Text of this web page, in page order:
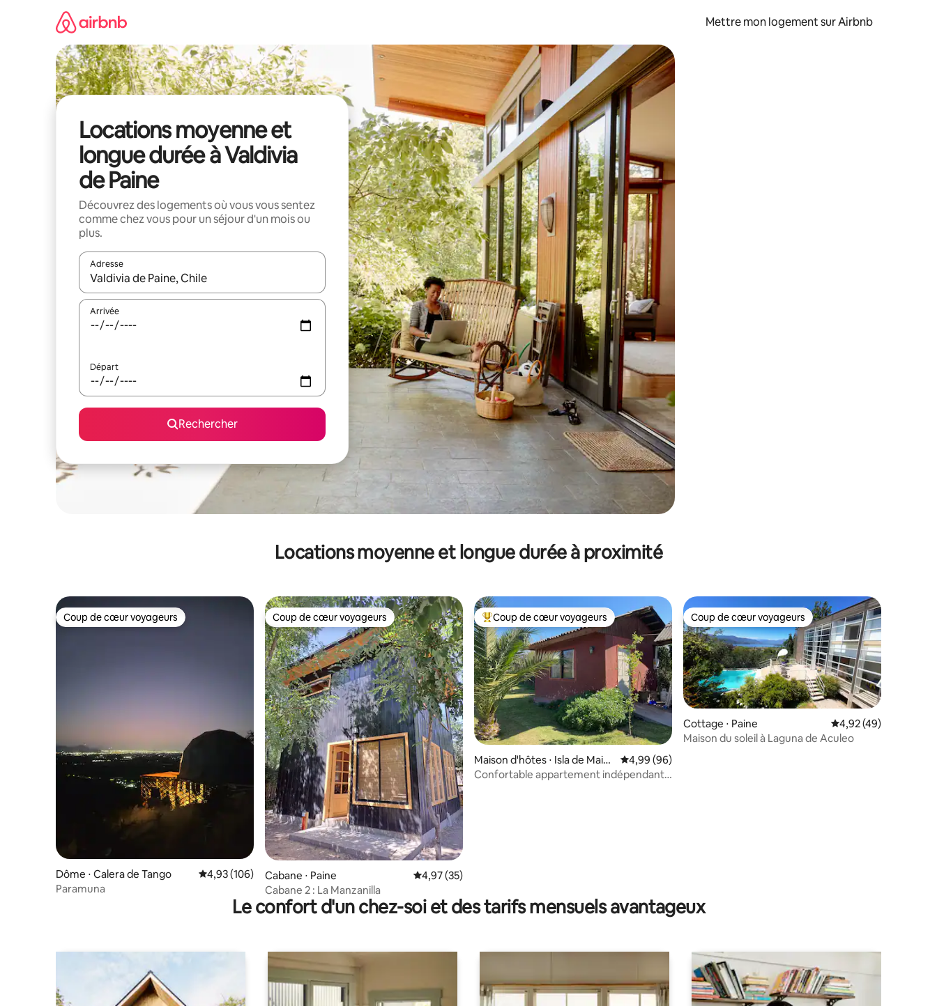
Mettre mon logement sur Airbnb
Locations moyenne et
longue durée à Valdivia
de Paine
Découvrez des logements où vous vous sentez
comme chez vous pour un séjour d'un mois ou
plus.
Adresse
Lorsque les résultats s'affichent, utilisez les flèches vers le haut et vers le bas pour les parcourir ou en appuyant et en faisant glisser.
Arrivée
Départ
Rechercher
Locations moyenne et longue durée à proximité
Coup de cœur voyageurs
Coup de cœur voyageurs
Dôme ⋅ Calera de Tango Évaluation moyenne sur la base de 106 commentaires : 4,93 sur 5
4,93 (106)
Paramuna
Coup de cœur voyageurs
Coup de cœur voyageurs
Cabane ⋅ Paine Évaluation moyenne sur la base de 35 commentaires : 4,97 sur 5
4,97 (35)
Cabane 2 : La Manzanilla
Coups de cœur voyageurs les plus appréciés
Coup de cœur voyageurs
Maison d'hôtes ⋅ Isla de Maip
o
Évaluation moyenne sur la base de 96 commentaires : 4,99 sur 5
4,99 (96)
Confortable appartement indépendant
Coup de cœur voyageurs
Coup de cœur voyageurs
Cottage ⋅ Paine Évaluation moyenne
4,92 (49)
Maison du soleil à Laguna de Aculeo
Le confort d'un chez-soi et des tarifs mensuels avantageux